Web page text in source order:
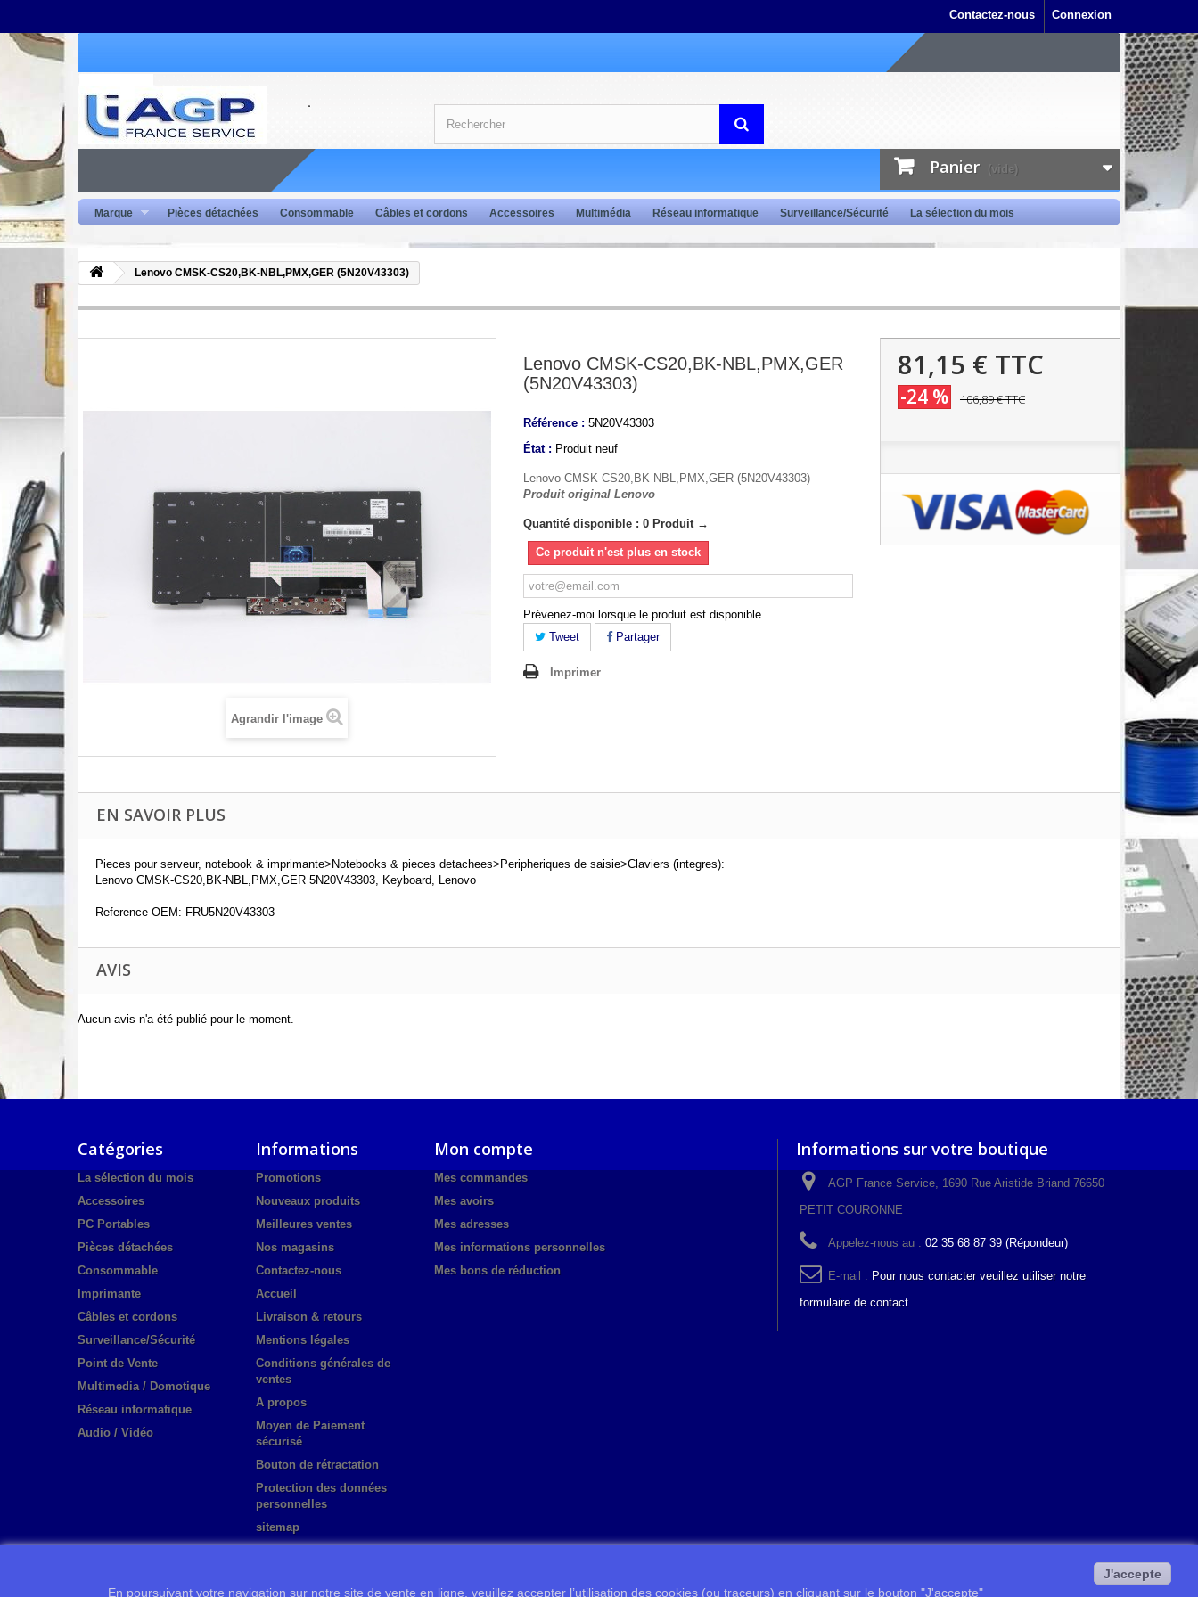
Connexion
Contactez-nous
Panier (vide)
Marque Pièces détachées Consommable Câbles et cordons Accessoires Multimédia Réseau informatique Surveillance/Sécurité La sélection du mois
Lenovo CMSK-CS20,BK-NBL,PMX,GER (5N20V43303)
Agrandir l'image
Lenovo CMSK-CS20,BK-NBL,PMX,GER
(5N20V43303)
Référence : 5N20V43303
État : Produit neuf
Lenovo CMSK-CS20,BK-NBL,PMX,GER (5N20V43303)
Produit original Lenovo
Quantité disponible : 0 Produit →
Ce produit n'est plus en stock
Prévenez-moi lorsque le produit est disponible
Tweet
Partager
Imprimer
81,15 € TTC
-24 % 106,89 €TTC
EN SAVOIR PLUS
Pieces pour serveur, notebook & imprimante>Notebooks & pieces detachees>Peripheriques de saisie>Claviers (integres):
Lenovo CMSK-CS20,BK-NBL,PMX,GER 5N20V43303, Keyboard, Lenovo
Reference OEM: FRU5N20V43303
AVIS
Aucun avis n'a été publié pour le moment.
Catégories
La sélection du mois
Accessoires
PC Portables
Pièces détachées
Consommable
Imprimante
Câbles et cordons
Surveillance/Sécurité
Point de Vente
Multimedia / Domotique
Réseau informatique
Audio / Vidéo
Informations
Promotions
Nouveaux produits
Meilleures ventes
Nos magasins
Contactez-nous
Accueil
Livraison & retours
Mentions légales
Conditions générales de
ventes
A propos
Moyen de Paiement
sécurisé
Bouton de rétractation
Protection des données
personnelles
sitemap
Mon compte
Mes commandes
Mes avoirs
Mes adresses
Mes informations personnelles
Mes bons de réduction
Informations sur votre boutique
AGP France Service, 1690 Rue Aristide Briand 76650
PETIT COURONNE
Appelez-nous au : 02 35 68 87 39 (Répondeur)
E-mail : Pour nous contacter veuillez utiliser notre
formulaire de contact
En poursuivant votre navigation sur notre site de vente en ligne, veuillez accepter l’utilisation des cookies (ou traceurs) en cliquant sur le bouton "J'accepte"
J'accepte